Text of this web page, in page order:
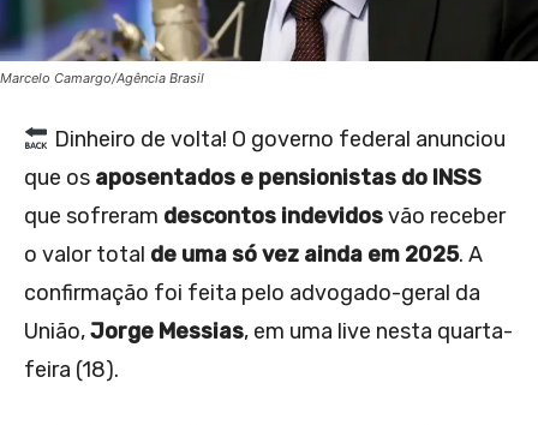
Marcelo Camargo/Agência Brasil
Dinheiro de volta! O governo federal anunciou
que os aposentados e pensionistas do INSS
que sofreram descontos indevidosvão receber
o valor total de uma só vez ainda em 2025. A
confirmação foi feita pelo advogado-geral da
União,Jorge Messias, em uma live nesta quarta-
feira (18).